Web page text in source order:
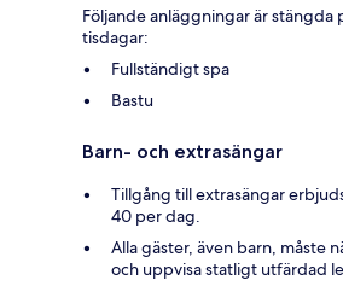
Följande anläggningar är stängda
tisdagar:
Fullständigt spa
Bastu
Barn- och extrasängar
Tillgång till extrasängar
40 per dag.
Alla gäster, även barn, måste
och uppvisa statligt utfärdad